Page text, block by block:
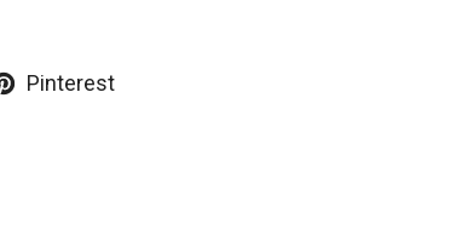
Pinterest